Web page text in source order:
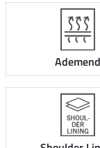
Ademend